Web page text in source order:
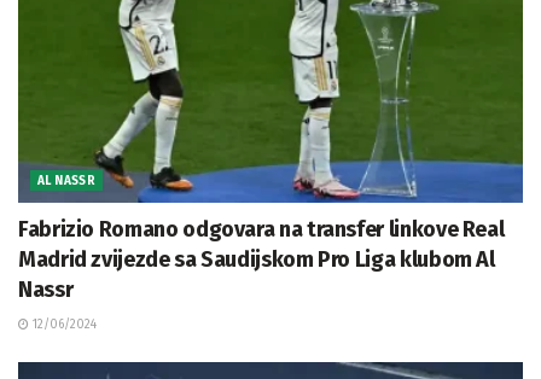
AL NASSR
Fabrizio Romano odgovara na transfer linkove Real
Madrid zvijezde sa Saudijskom Pro Liga klubom Al
Nassr
12/06/2024